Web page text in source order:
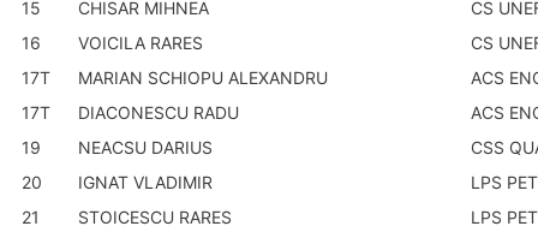
15 CHISAR MIHNEA
CS
16
VOICILA RARES
CS
17T
MARIAN SCHIOPU ALEXANDRU
ACS
17T
DIACONESCU RADU
ACS
19
NEACSU DARIUS
CSS
20
IGNAT VLADIMIR
LPS
21
STOICESCU RARES
LPS